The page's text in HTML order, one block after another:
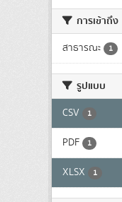
การเข้าถึง
สาธารณะ 1
รูปแบบ
CSV 1
PDF 1
XLSX 1